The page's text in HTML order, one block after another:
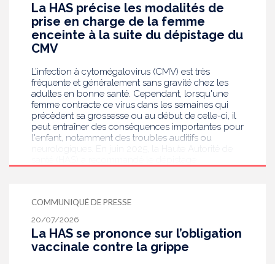
La HAS précise les modalités de
prise en charge de la femme
enceinte à la suite du dépistage du
CMV
L’infection à cytomégalovirus (CMV) est très
fréquente et généralement sans gravité chez les
adultes en bonne santé. Cependant, lorsqu'une
femme contracte ce virus dans les semaines qui
précèdent sa grossesse ou au début de celle-ci, il
peut entraîner des conséquences importantes pour
l'enfant, notamment des troubles auditifs ou
publie aujourd’hui des recommandations de
bonnes pratiques pour guider les professionnels
de santé dans la prise en charge des femmes
enceintes à la suite de ce dépistage. Objectif :
réduire les risques de transmission au futur bébé.
COMMUNIQUÉ DE PRESSE
20/07/2026
La HAS se prononce sur l’obligation
vaccinale contre la grippe